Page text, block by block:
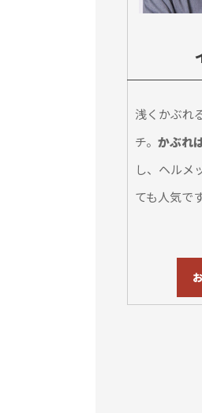
浅くかぶれ
チ。 かぶれ
し、ヘルメ
ても人気です